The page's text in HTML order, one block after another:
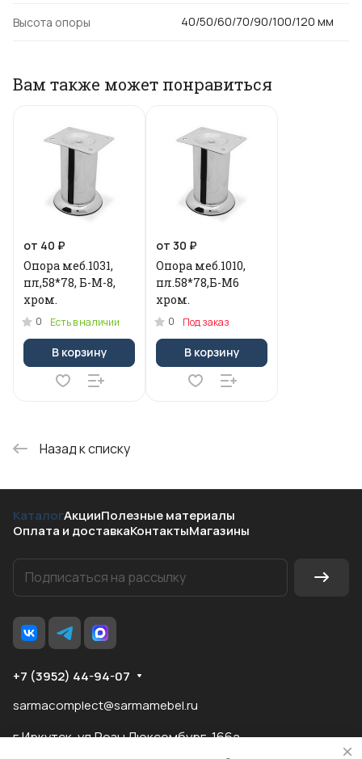
Высота опоры 40/50/60/70/90/100/120 мм
Вам также может понравиться
от 40 ₽
Опора меб.1031,
пл,58*78, Б-М-8,
хром.
0 Есть в наличии
В корзину
от 30 ₽
Опора меб.1010,
пл.58*78,Б-М6
хром.
0 Под заказ
В корзину
Назад к списку
КаталогАкцииПолезные материалы
Оплата и доставкаКонтактыМагазины
+7 (3952) 44-94-07
sarmacomplect@sarmamebel.ru
г.Иркутск, ул.Розы Люксембург, 166а